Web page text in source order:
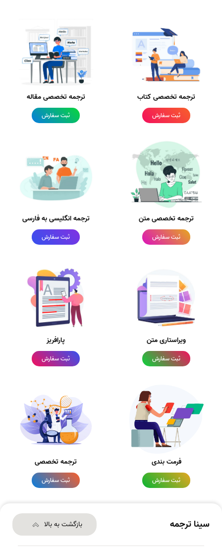
ترجمه تخصصی کتاب
ثبت سفارش
ترجمه تخصصی مقاله
ثبت سفارش
ترجمه تخصصی متن
ثبت سفارش
ترجمه انگلیسی به فارسی
ثبت سفارش
ویراستاری متن
ثبت سفارش
پارافریز
ثبت سفارش
فرمت بندی
ثبت سفارش
ترجمه تخصصی
ثبت سفارش
سینا ترجمه بازگشت به بالا